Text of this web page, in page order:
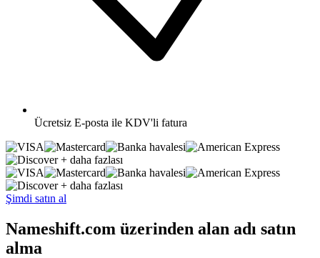
Ücretsiz E-posta ile KDV'li fatura
+ daha fazlası
+ daha fazlası
Şimdi satın al
Nameshift.com üzerinden alan adı satın
alma